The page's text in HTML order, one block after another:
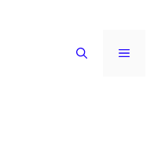
MENU